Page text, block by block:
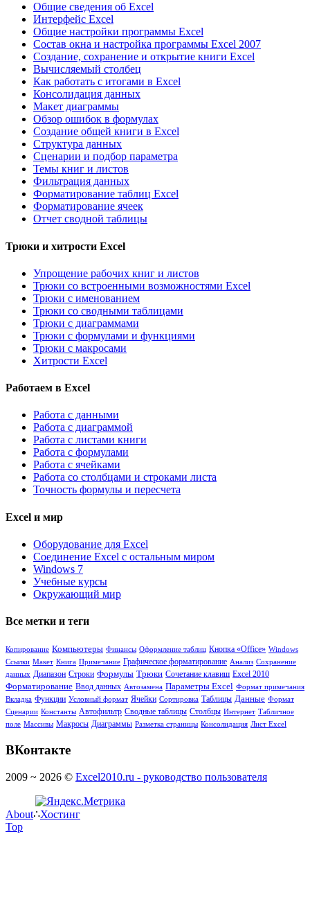
Общие сведения об Excel
Интерфейс Excel
Общие настройки программы Excel
Состав окна и настройка программы Excel 2007
Создание, сохранение и открытие книги Excel
Вычисляемый столбец
Как работать с итогами в Excel
Консолидация данных
Макет диаграммы
Обзор ошибок в формулах
Создание общей книги в Excel
Структура данных
Сценарии и подбор параметра
Темы книг и листов
Фильтрация данных
Форматирование таблиц Excel
Форматирование ячеек
Отчет сводной таблицы
Трюки и хитрости Excel
Упрощение рабочих книг и листов
Трюки со встроенными возможностями Excel
Трюки с именованием
Трюки со сводными таблицами
Трюки с диаграммами
Трюки с формулами и функциями
Трюки с макросами
Хитрости Excel
Работаем в Excel
Работа с данными
Работа с диаграммой
Работа с листами книги
Работа с формулами
Работа с ячейками
Работа со столбцами и строками листа
Точность формулы и пересчета
Excel и мир
Оборудование для Excel
Соединение Excel с остальным миром
Windows 7
Учебные курсы
Окружающий мир
Все метки и теги
Копирование Компьютеры Финансы Оформление таблиц Кнопка «Office» Windows
Ссылки Макет Книга Примечание Графическое форматирование Анализ Сохранение
данных Диапазон Строки Формулы Трюки Сочетание клавиш Excel 2010
Форматирование Ввод данных Автозамена Параметры Excel Формат примечания
Вкладка Функции Условный формат Ячейки Сортировка Таблицы Данные Формат
Сценарии Константы Автофильтр Сводные таблицы Столбцы Интернет Табличное
поле Массивы Макросы Диаграммы Разметка страницы Консолидация Лист Excel
ВКонтакте
2009 ~ 2026 © Excel2010.ru - руководство пользователя
About∴Хостинг
Top